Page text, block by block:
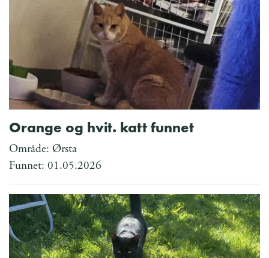
Orange og hvit. katt funnet
Område: Ørsta
Funnet: 01.05.2026